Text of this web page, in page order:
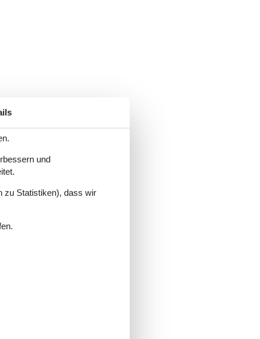
und
zu Statistiken), dass wir